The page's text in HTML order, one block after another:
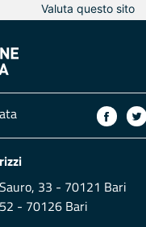
Valuta questo sito
33 - 70121 Bari
- 70126 Bari